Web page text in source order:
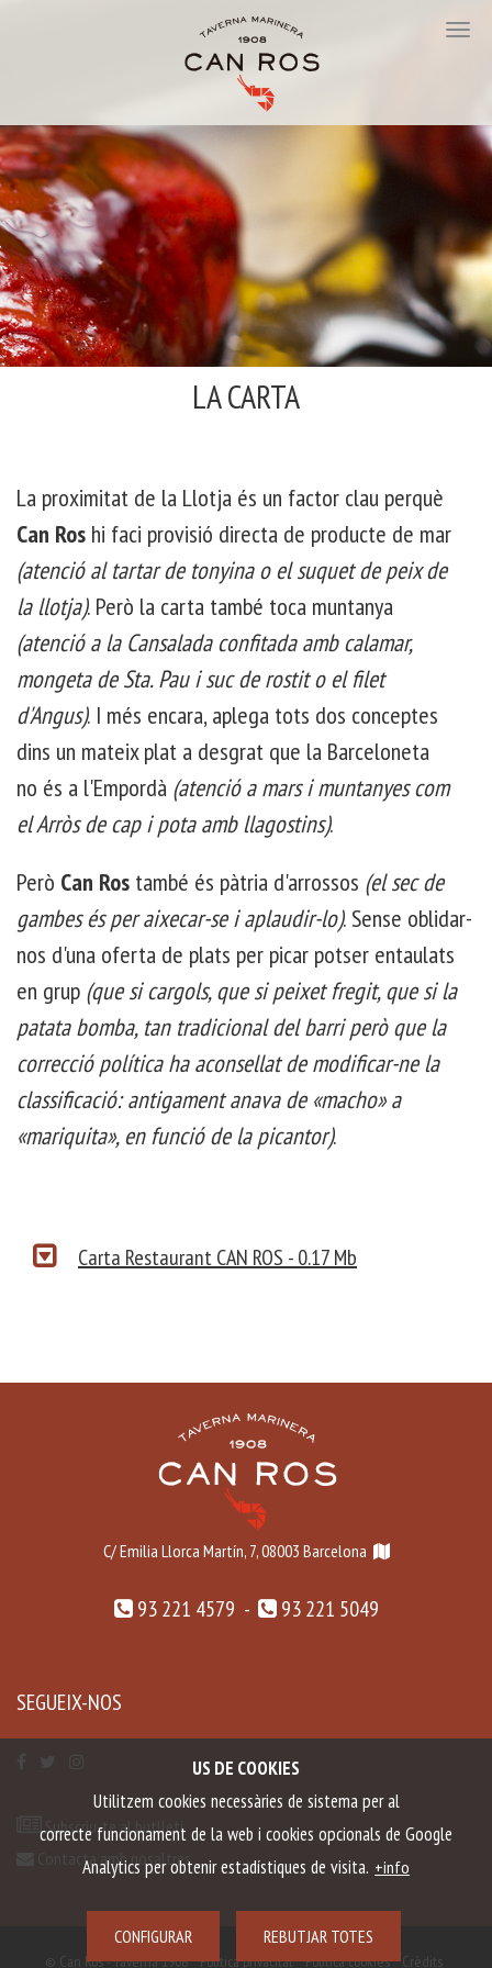
US DE COOKIES
Utilitzem cookies necessàries de sistema per al
correcte funcionament de la web i cookies opcionals de Google
Analytics per obtenir estadístiques de visita. +info
CONFIGURAR REBUTJAR TOTES
LA CARTA
La proximitat de la Llotja és un factor clau perquè
Can Ros hi faci provisió directa de producte de mar
(atenció al tartar de tonyina o el suquet de peix de
la llotja). Però la carta també toca muntanya
(atenció a la Cansalada confitada amb calamar,
mongeta de Sta. Pau i suc de rostit o el filet
d'Angus). I més encara, aplega tots dos conceptes
dins un mateix plat a desgrat que la Barceloneta
no és a l'Empordà (atenció a mars i muntanyes com
el Arròs de cap i pota amb llagostins).
Però Can Ros també és pàtria d'arrossos (el sec de
gambes és per aixecar-se i aplaudir-lo). Sense oblidar-
nos d'una oferta de plats per picar potser entaulats
en grup (que si cargols, que si peixet fregit, que si la
patata bomba, tan tradicional del barri però que la
correcció política ha aconsellat de modificar-ne la
classificació: antigament anava de «macho» a
«mariquita», en funció de la picantor).
Carta Restaurant CAN ROS - 0.17 Mb
C/ Emilia Llorca Martín, 7, 08003 Barcelona
93 221 4579 - 93 221 5049
SEGUEIX-NOS
Subscriu-te al butlletí
Contacta amb nosaltres
© Can Ros - Taverna 1908 Política privacitat Política cookies Crèdits